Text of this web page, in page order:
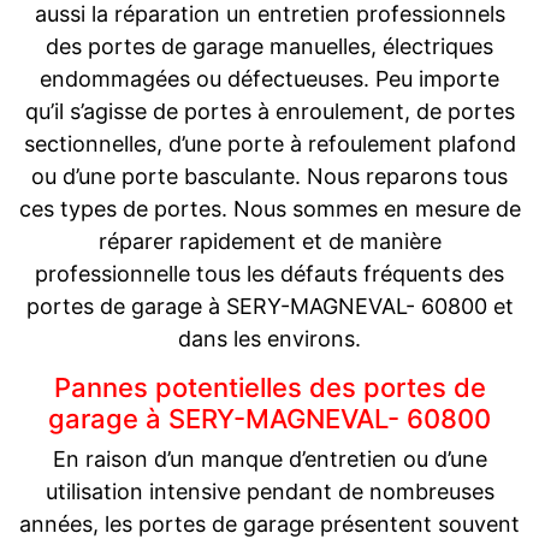
aussi la réparation un entretien professionnels
des portes de garage manuelles, électriques
endommagées ou défectueuses. Peu importe
qu’il s’agisse de portes à enroulement, de portes
sectionnelles, d’une porte à refoulement plafond
ou d’une porte basculante. Nous reparons tous
ces types de portes. Nous sommes en mesure de
réparer rapidement et de manière
professionnelle tous les défauts fréquents des
portes de garage à SERY-MAGNEVAL- 60800 et
dans les environs.
Pannes potentielles des portes de
garage à SERY-MAGNEVAL- 60800
En raison d’un manque d’entretien ou d’une
utilisation intensive pendant de nombreuses
années, les portes de garage présentent souvent